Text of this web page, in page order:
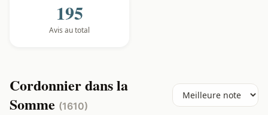
195
Avis au total
Cordonnier dans la
Somme (1610)